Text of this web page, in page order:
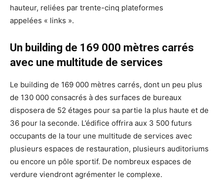
hauteur, reliées par trente-cinq plateformes
appelées « links ».
Un building de 169 000 mètres carrés
avec une multitude de services
Le building de 169 000 mètres carrés, dont un peu plus
de 130 000 consacrés à des surfaces de bureaux
disposera de 52 étages pour sa partie la plus haute et de
36 pour la seconde. L’édifice offrira aux 3 500 futurs
occupants de la tour une multitude de services avec
plusieurs espaces de restauration, plusieurs auditoriums
ou encore un pôle sportif. De nombreux espaces de
verdure viendront agrémenter le complexe.